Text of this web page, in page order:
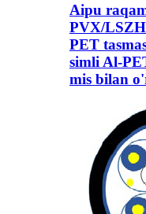
Aipu
PVX/
PET
simli Al-
mis bilan